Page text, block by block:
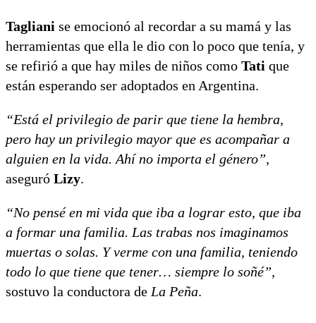
Tagliani se emocionó al recordar a su mamá y las
herramientas que ella le dio con lo poco que tenía, y
se refirió a que hay miles de niños como Tati que
están esperando ser adoptados en Argentina.
“Está el privilegio de parir que tiene la hembra,
pero hay un privilegio mayor que es acompañar a
alguien en la vida. Ahí no importa el género”,
aseguró Lizy.
“No pensé en mi vida que iba a lograr esto, que iba
a formar una familia. Las trabas nos imaginamos
muertas o solas. Y verme con una familia, teniendo
todo lo que tiene que tener… siempre lo soñé”,
sostuvo la conductora de La Peña.